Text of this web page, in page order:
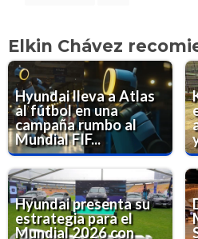
Elkin Chávez
Hyundai lleva a Atlas
al fútbol en una
campaña rumbo al
Mundial FIF...
Hyundai presenta su
estrategia para el
Mundial 2026 con